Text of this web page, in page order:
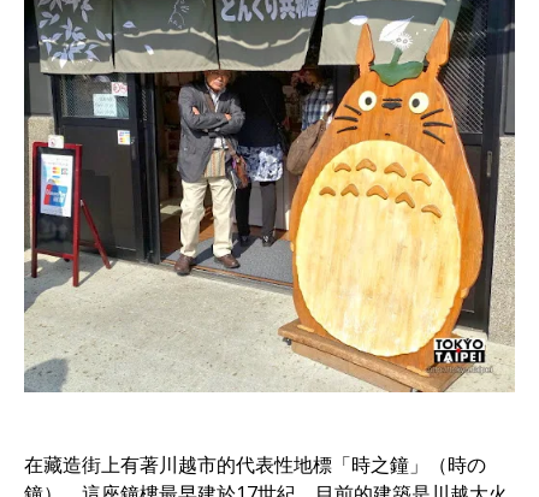
在藏造街上有著川越市的代表性地標「時之鐘」（時の